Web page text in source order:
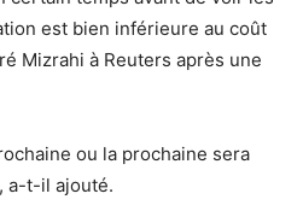
est bien inférieure au coût
Mizrahi à Reuters après une
ou la prochaine sera
a-t-il ajouté.